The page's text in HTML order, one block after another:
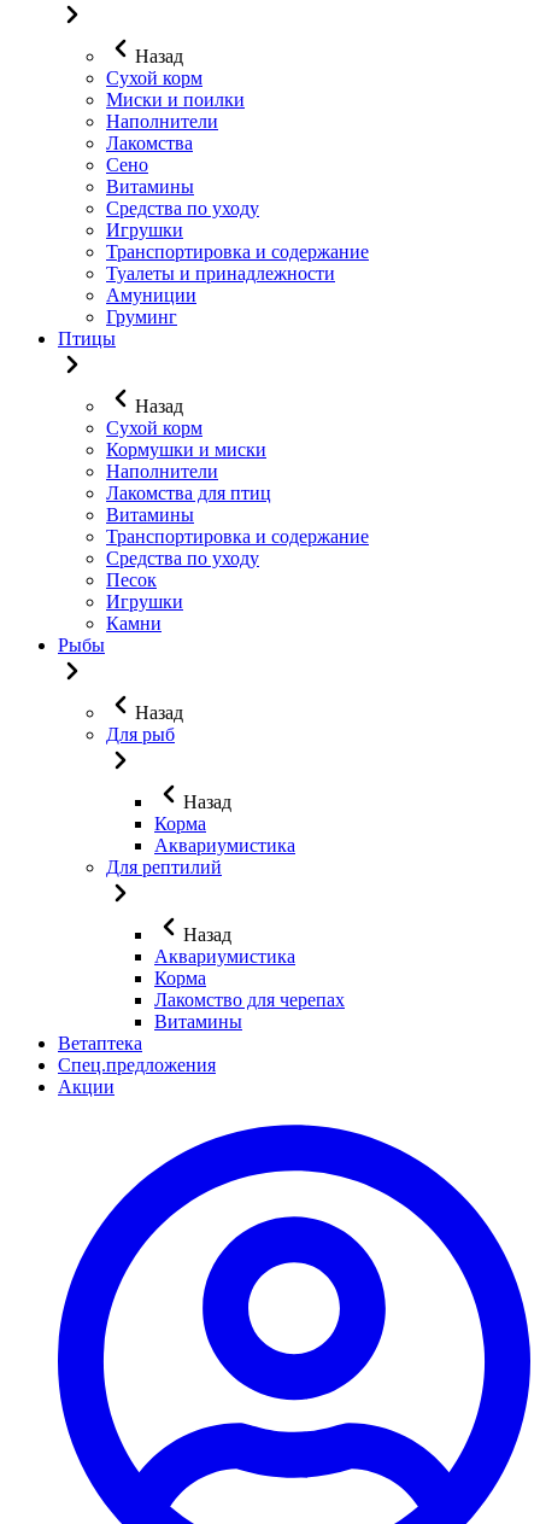
Назад
Сухой корм
Миски и поилки
Наполнители
Лакомства
Сено
Витамины
Средства по уходу
Игрушки
Транспортировка и содержание
Туалеты и принадлежности
Амуниции
Груминг
Птицы
Назад
Сухой корм
Кормушки и миски
Наполнители
Лакомства для птиц
Витамины
Транспортировка и содержание
Средства по уходу
Песок
Игрушки
Камни
Рыбы
Назад
Для рыб
Назад
Корма
Аквариумистика
Для рептилий
Назад
Аквариумистика
Корма
Лакомство для черепах
Витамины
Ветаптека
Спец.предложения
Акции